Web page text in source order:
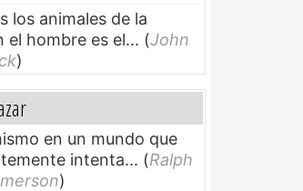
los animales de la
el hombre es el... (John
)
en un mundo que
intenta... (Ralph
)